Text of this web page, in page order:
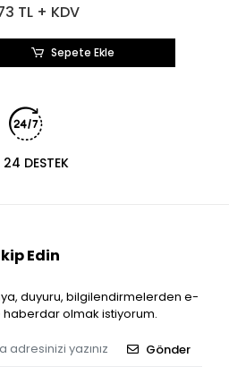
TL + KDV
Sepete Ekle
DESTEK
Edin
duyuru, bilgilendirmelerden e-
haberdar olmak istiyorum.
Gönder